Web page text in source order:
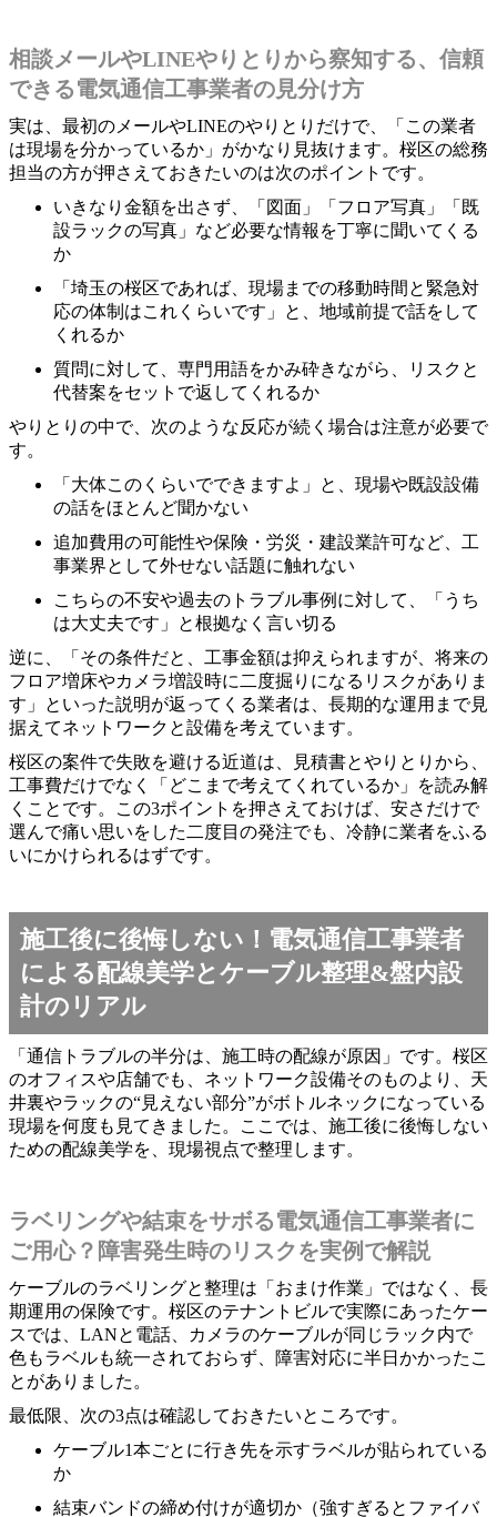
相談メールやLINEやりとりから察知する、信頼
できる電気通信工事業者の見分け方
実は、最初のメールやLINEのやりとりだけで、「この業者
は現場を分かっているか」がかなり見抜けます。桜区の総務
担当の方が押さえておきたいのは次のポイントです。
いきなり金額を出さず、「図面」「フロア写真」「既
設ラックの写真」など必要な情報を丁寧に聞いてくる
か
「埼玉の桜区であれば、現場までの移動時間と緊急対
応の体制はこれくらいです」と、地域前提で話をして
くれるか
質問に対して、専門用語をかみ砕きながら、リスクと
代替案をセットで返してくれるか
やりとりの中で、次のような反応が続く場合は注意が必要で
す。
「大体このくらいでできますよ」と、現場や既設設備
の話をほとんど聞かない
追加費用の可能性や保険・労災・建設業許可など、工
事業界として外せない話題に触れない
こちらの不安や過去のトラブル事例に対して、「うち
は大丈夫です」と根拠なく言い切る
逆に、「その条件だと、工事金額は抑えられますが、将来の
フロア増床やカメラ増設時に二度掘りになるリスクがありま
す」といった説明が返ってくる業者は、長期的な運用まで見
据えてネットワークと設備を考えています。
桜区の案件で失敗を避ける近道は、見積書とやりとりから、
工事費だけでなく「どこまで考えてくれているか」を読み解
くことです。この3ポイントを押さえておけば、安さだけで
選んで痛い思いをした二度目の発注でも、冷静に業者をふる
いにかけられるはずです。
施工後に後悔しない！電気通信工事業者
による配線美学とケーブル整理&盤内設
計のリアル
「通信トラブルの半分は、施工時の配線が原因」です。桜区
のオフィスや店舗でも、ネットワーク設備そのものより、天
井裏やラックの“見えない部分”がボトルネックになっている
現場を何度も見てきました。ここでは、施工後に後悔しない
ための配線美学を、現場視点で整理します。
ラベリングや結束をサボる電気通信工事業者に
ご用心？障害発生時のリスクを実例で解説
ケーブルのラベリングと整理は「おまけ作業」ではなく、長
期運用の保険です。桜区のテナントビルで実際にあったケー
スでは、LANと電話、カメラのケーブルが同じラック内で
色もラベルも統一されておらず、障害対応に半日かかったこ
とがありました。
最低限、次の3点は確認しておきたいところです。
ケーブル1本ごとに行き先を示すラベルが貼られている
か
結束バンドの締め付けが適切か（強すぎるとファイバ